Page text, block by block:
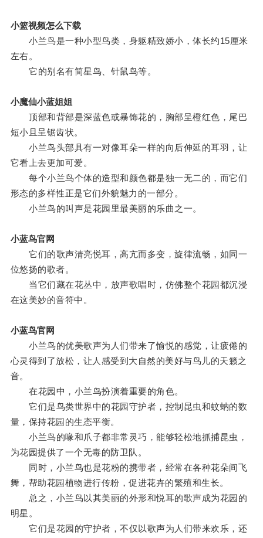
小篮视频怎么下载
小兰鸟是一种小型鸟类，身躯精致娇小，体长约15厘米
左右。
它的别名有简星鸟、针鼠鸟等。
小魔仙小蓝姐姐
顶部和背部是深蓝色或暴饰花的，胸部呈橙红色，尾巴
短小且呈锯齿状。
小兰鸟头部具有一对像耳朵一样的向后伸延的耳羽，让
它看上去更加可爱。
每个小兰鸟个体的造型和颜色都是独一无二的，而它们
形态的多样性正是它们外貌魅力的一部分。
小兰鸟的叫声是花园里最美丽的乐曲之一。
小蓝鸟官网
它们的歌声清亮悦耳，高亢而多变，旋律流畅，如同一
位悠扬的歌者。
当它们藏在花丛中，放声歌唱时，仿佛整个花园都沉浸
在这美妙的音符中。
小蓝鸟官网
小兰鸟的优美歌声为人们带来了愉悦的感觉，让疲倦的
心灵得到了放松，让人感受到大自然的美好与鸟儿的天籁之
音。
在花园中，小兰鸟扮演着重要的角色。
它们是鸟类世界中的花园守护者，控制昆虫和蚊蚋的数
量，保持花园的生态平衡。
小兰鸟的喙和爪子都非常灵巧，能够轻松地抓捕昆虫，
为花园提供了一个无毒的防卫队。
同时，小兰鸟也是花粉的携带者，经常在各种花朵间飞
舞，帮助花园植物进行传粉，促进花卉的繁殖和生长。
总之，小兰鸟以其美丽的外形和悦耳的歌声成为花园的
明星。
它们是花园的守护者，不仅以歌声为人们带来欢乐，还